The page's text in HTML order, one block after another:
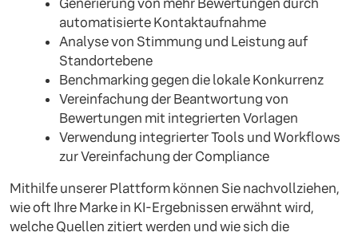
Generierung von mehr Bewertungen durch
automatisierte Kontaktaufnahme
Analyse von Stimmung und Leistung auf
Standortebene
Benchmarking gegen die lokale Konkurrenz
Vereinfachung der Beantwortung von
Bewertungen mit integrierten Vorlagen
Verwendung integrierter Tools und Workflows
zur Vereinfachung der Compliance
Mithilfe unserer Plattform können Sie nachvollziehen,
wie oft Ihre Marke in KI-Ergebnissen erwähnt wird,
welche Quellen zitiert werden und wie sich die